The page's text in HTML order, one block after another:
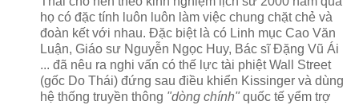
họ có đặc tính luôn luôn làm việc chung chặt chẻ và
đoàn kết với nhau. Đặc biệt là có Linh mục Cao Văn
Luận, Giáo sư Nguyễn Ngọc Huy, Bác sĩ Đặng Vũ Ái
... đã nêu ra nghi vấn có thế lực tài phiệt Wall Street
(gốc Do Thái) đứng sau điều khiển Kissinger và dùng
hệ thống truyền thông "dòng chính" quốc tế yểm trợ